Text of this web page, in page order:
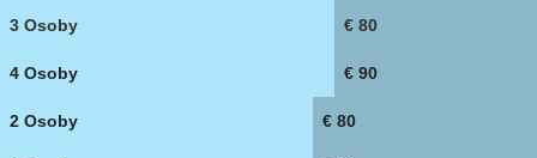
3 Osoby € 80
4 Osoby € 90
2 Osoby € 80